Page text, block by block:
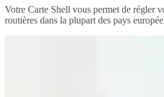
Votre Carte Shell vous permet de régler
routières dans la plupart des pays